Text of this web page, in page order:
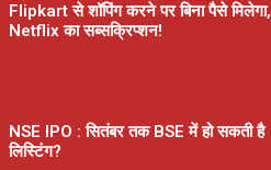
Flipkart से शॉपिंग करने पर बिना पैसे मिलेगा,
Netflix का सब्सक्रिप्शन!
NSE IPO : सितंबर तक BSE में हो सकती है
लिस्टिंग?